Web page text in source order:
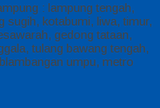
: lampung tengah,
sugih, kotabumi, liwa, timur,
gedong tataan,
tulang bawang tengah,
umpu, metro